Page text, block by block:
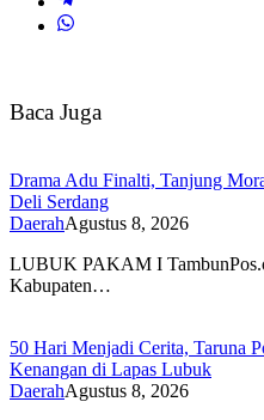
Baca Juga
Drama Adu Finalti, Tanjung
Deli Serdang
DaerahAgustus 8, 2026
LUBUK PAKAM I
Kabupaten…
50 Hari Menjadi Cerita, Taruna
Kenangan di Lapas Lubuk
DaerahAgustus 8, 2026